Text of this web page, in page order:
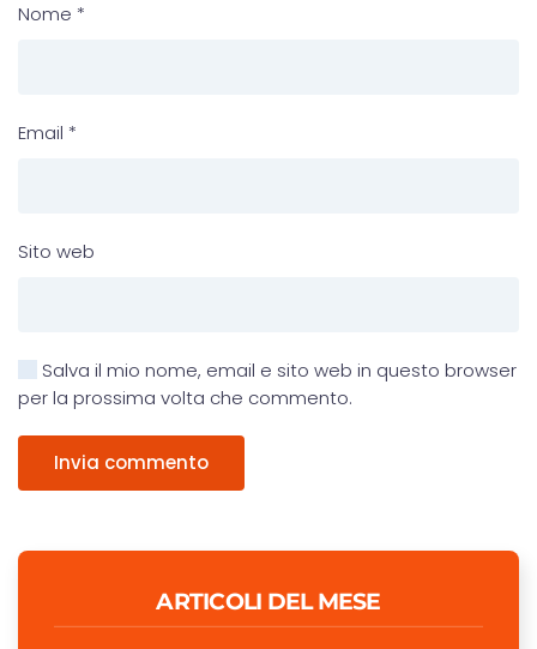
Nome *
Email *
Sito web
Salva il mio nome, email e sito web in questo browser
per la prossima volta che commento.
Invia commento
ARTICOLI DEL MESE